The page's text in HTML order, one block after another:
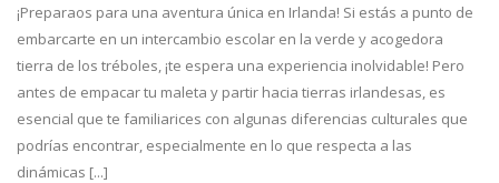
¡Preparaos para una aventura única en Irlanda! Si estás a punto de
embarcarte en un intercambio escolar en la verde y acogedora
tierra de los tréboles, ¡te espera una experiencia inolvidable! Pero
antes de empacar tu maleta y partir hacia tierras irlandesas, es
esencial que te familiarices con algunas diferencias culturales que
podrías encontrar, especialmente en lo que respecta a las
dinámicas [...]